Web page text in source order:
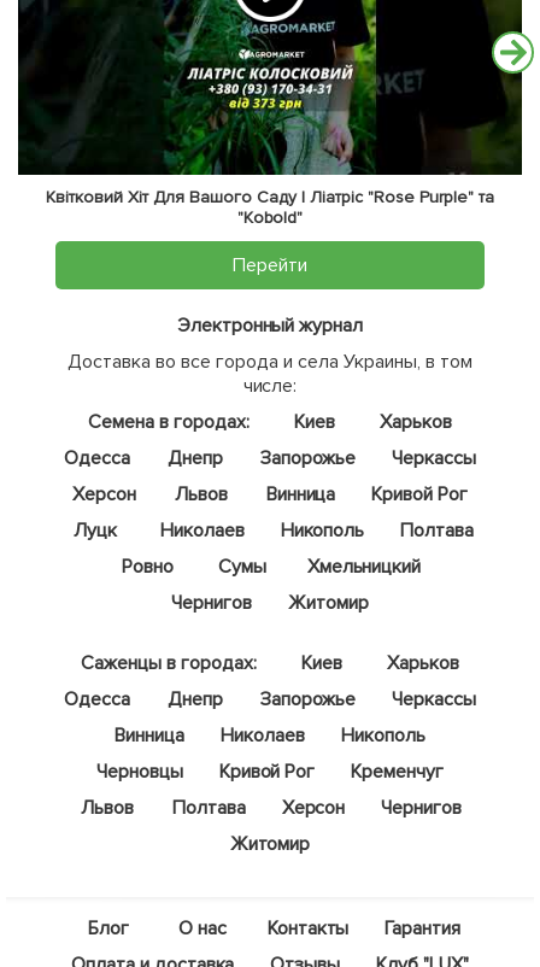
Квітковий Хіт Для Вашого Саду | Ліатріс "Rose Purple" та
"Kobold"
Перейти
Электронный журнал
Доставка во все города и села Украины, в том
числе:
Семена в городах:
Киев
Харьков
Одесса
Днепр Запорожье
Черкассы
Херсон
Львов Винница
Кривой Рог
Луцк
Николаев Никополь
Полтава
Ровно
Сумы
Хмельницкий
Чернигов
Житомир
Саженцы в городах: Киев
Харьков
Одесса
Днепр Запорожье
Черкассы
Винница
Николаев
Никополь
Черновцы
Кривой Рог
Кременчуг
Львов
Полтава Херсон
Чернигов
Житомир
Блог О нас Контакты
Гарантия